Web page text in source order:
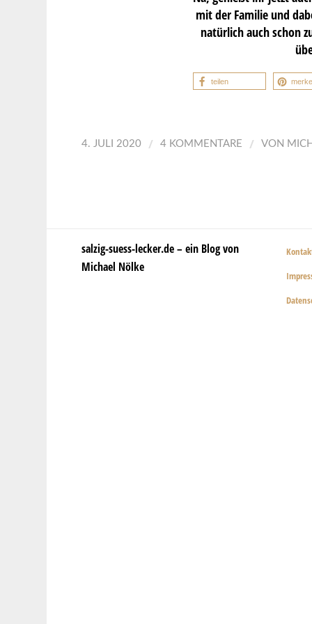
mit der Familie und
natürlich auch schon
teilen
4. JULI 2020 / 4 KOMMENTARE / VON
salzig-suess-lecker.de – ein Blog von
Michael Nölke